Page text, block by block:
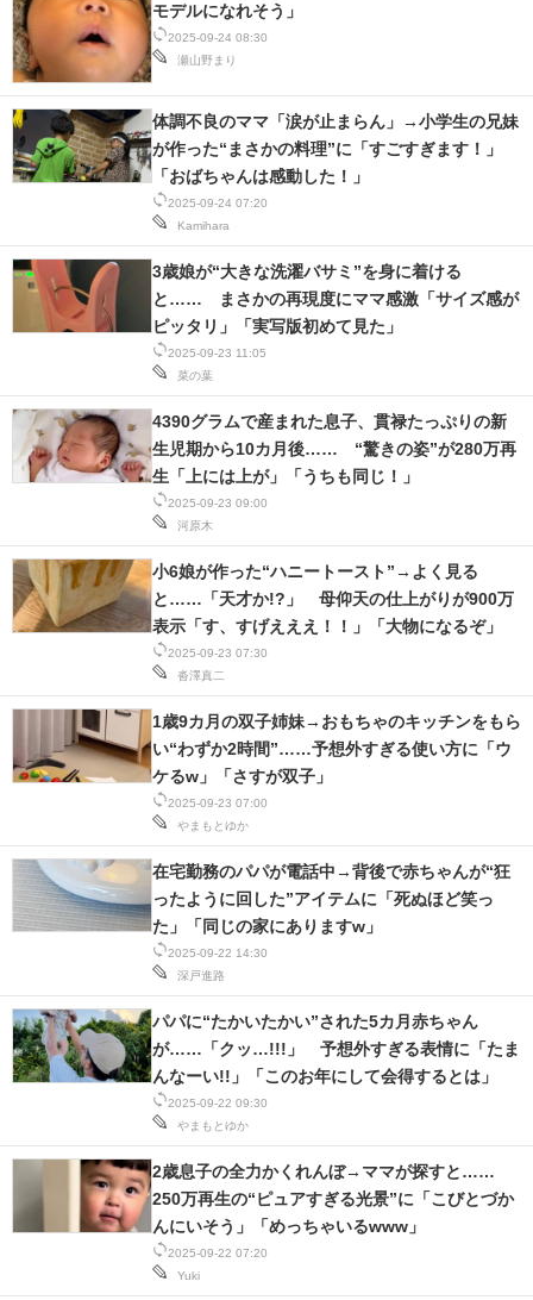
2025-09-24 08:30
瀬山野まり
モデルになれそう」
2025-09-24 07:20
Kamihara
体調不良のママ「涙が止まらん」→小学生の兄妹
が作った“まさかの料理”に「すごすぎます！」
「おばちゃんは感動した！」
2025-09-23 11:05
菜の葉
3歳娘が“大きな洗濯バサミ”を身に着ける
と…… まさかの再現度にママ感激「サイズ感が
ピッタリ」「実写版初めて見た」
2025-09-23 09:00
河原木
4390グラムで産まれた息子、貫禄たっぷりの新
生児期から10カ月後…… “驚きの姿”が280万再
生「上には上が」「うちも同じ！」
2025-09-23 07:30
沓澤真二
小6娘が作った“ハニートースト”→よく見る
と……「天才か!?」 母仰天の仕上がりが900万
表示「す、すげえええ！！」「大物になるぞ」
2025-09-23 07:00
やまもとゆか
1歳9カ月の双子姉妹→おもちゃのキッチンをもら
い“わずか2時間”……予想外すぎる使い方に「ウ
ケるw」「さすが双子」
2025-09-22 14:30
深戸進路
在宅勤務のパパが電話中→背後で赤ちゃんが“狂
ったように回した”アイテムに「死ぬほど笑っ
た」「同じの家にありますw」
2025-09-22 09:30
やまもとゆか
パパに“たかいたかい”された5カ月赤ちゃん
が……「クッ…!!!」 予想外すぎる表情に「たま
んなーい!!」「このお年にして会得するとは」
2025-09-22 07:20
Yuki
2歳息子の全力かくれんぼ→ママが探すと……
250万再生の“ピュアすぎる光景”に「こびとづか
んにいそう」「めっちゃいるwww」